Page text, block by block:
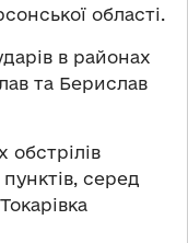
області.
в районах
та Берислав
обстрілів
серед